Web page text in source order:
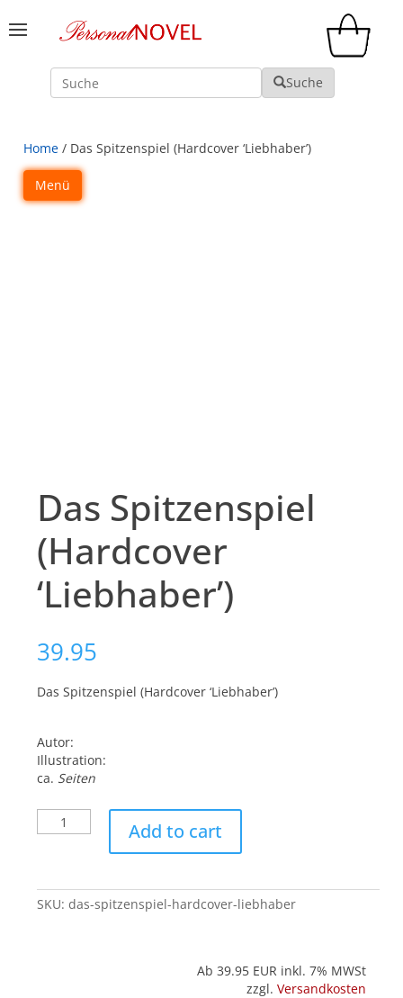
Suche Suche
Home / Das Spitzenspiel (Hardcover ‘Liebhaber’)
Menü
Das Spitzenspiel
(Hardcover
‘Liebhaber’)
39.95
Das Spitzenspiel (Hardcover ‘Liebhaber’)
Autor:
Illustration:
ca. Seiten
Spitzenspiel
quantity
Add to cart
SKU:das-spitzenspiel-hardcover-liebhaber
Ab 39.95 EUR inkl. 7% MWSt
zzgl. Versandkosten